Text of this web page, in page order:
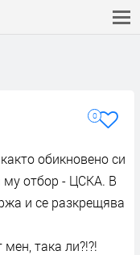
0
обикновено си
отбор - ЦСКА. В
и се разкрещява
така ли?!?!